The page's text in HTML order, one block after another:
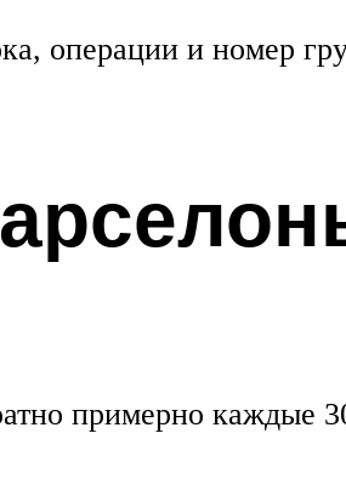
операции и номер
примерно каждые